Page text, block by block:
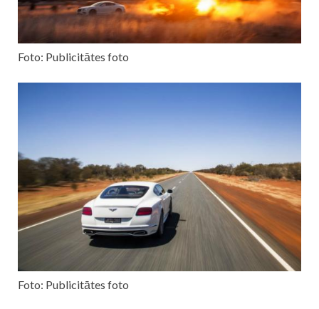
Foto: Publicitātes foto
Foto: Publicitātes foto